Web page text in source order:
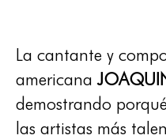
La cantante y
americana
demostrando
las artistas más